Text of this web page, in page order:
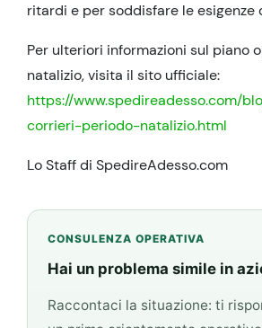
ritardi e per soddisfare le esigenze
Per ulteriori informazioni sul piano
natalizio, visita il sito ufficiale:
https://www.spedireadesso.com/
corrieri-periodo-natalizio.html
Lo Staff di SpedireAdesso.com
CONSULENZA OPERATIVA
Hai un problema simile in
Raccontaci la situazione: ti